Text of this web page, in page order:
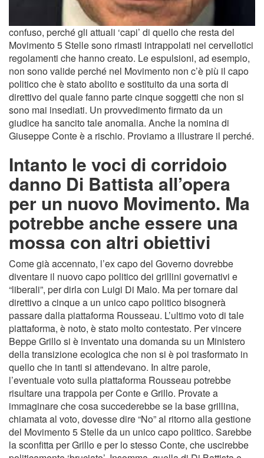
confuso, perché gli attuali ‘capi’ di quello che resta del
Movimento 5 Stelle sono rimasti intrappolati nei cervellotici
regolamenti che hanno creato. Le espulsioni, ad esempio,
non sono valide perché nel Movimento non c’è più il capo
politico che è stato abolito e sostituito da una sorta di
direttivo del quale fanno parte cinque soggetti che non si
sono mai insediati. Un provvedimento firmato da un
giudice ha sancito tale anomalia. Anche la nomina di
Giuseppe Conte è a rischio. Proviamo a illustrare il perché.
Intanto le voci di corridoio
danno Di Battista all’opera
per un nuovo Movimento. Ma
potrebbe anche essere una
mossa con altri obiettivi
Come già accennato, l’ex capo del Governo dovrebbe
diventare il nuovo capo politico dei grillini governativi e
“liberali”, per dirla con Luigi Di Maio. Ma per tornare dal
direttivo a cinque a un unico capo politico bisognerà
passare dalla piattaforma Rousseau. L’ultimo voto di tale
piattaforma, è noto, è stato molto contestato. Per vincere
Beppe Grillo si è inventato una domanda su un Ministero
della transizione ecologica che non si è poi trasformato in
quello che in tanti si attendevano. In altre parole,
l’eventuale voto sulla piattaforma Rousseau potrebbe
risultare una trappola per Conte e Grillo. Provate a
immaginare che cosa succederebbe se la base grillina,
chiamata al voto, dovesse dire “No” al ritorno alla gestione
del Movimento 5 Stelle da un unico capo politico. Sarebbe
la sconfitta per Grillo e per lo stesso Conte, che uscirebbe